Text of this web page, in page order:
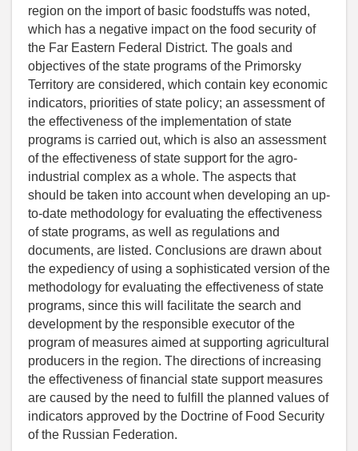
region on the import of basic foodstuffs was noted,
which has a negative impact on the food security of
the Far Eastern Federal District. The goals and
objectives of the state programs of the Primorsky
Territory are considered, which contain key economic
indicators, priorities of state policy; an assessment of
the effectiveness of the implementation of state
programs is carried out, which is also an assessment
of the effectiveness of state support for the agro-
industrial complex as a whole. The aspects that
should be taken into account when developing an up-
to-date methodology for evaluating the effectiveness
of state programs, as well as regulations and
documents, are listed. Conclusions are drawn about
the expediency of using a sophisticated version of the
methodology for evaluating the effectiveness of state
programs, since this will facilitate the search and
development by the responsible executor of the
program of measures aimed at supporting agricultural
producers in the region. The directions of increasing
the effectiveness of financial state support measures
are caused by the need to fulfill the planned values of
indicators approved by the Doctrine of Food Security
of the Russian Federation.